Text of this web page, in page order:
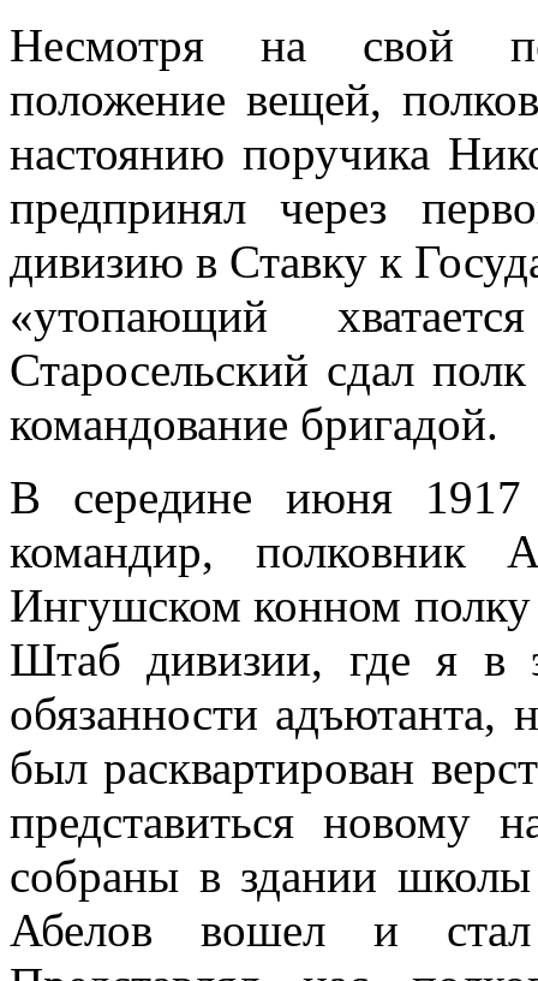
Несмотря на свой
положение вещей,
настоянию поручика
предпринял через
дивизию в Ставку к
«утопающий
Старосельский сдал
командование бригадой.
В середине июня
командир,
Ингушском конном
Штаб дивизии, где я в
обязанности адъ­ютанта,
был расквартирован
представиться новому
собраны в здании
Абелов вошел и стал